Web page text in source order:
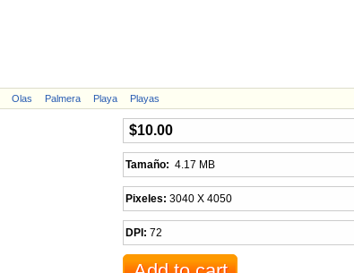
Olas Palmera Playa Playas
$10.00
Tamaño: 4.17 MB
Pixeles: 3040 X 4050
DPI: 72